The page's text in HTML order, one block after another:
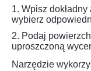
1. Wpisz
wybierz
2. Podaj
uproszczoną
Narzędzie